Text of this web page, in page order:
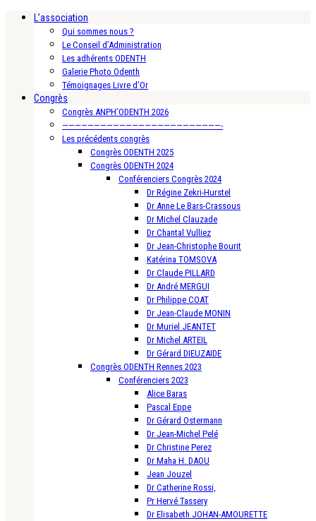
L’association
Qui sommes nous ?
Le Conseil d’Administration
Les adhérents ODENTH
Galerie Photo Odenth
Témoignages Livre d’Or
Congrès
Congrès ANPH’ODENTH 2026
—————————————————————————-
Les précédents congrès
Congrès ODENTH 2025
Congrès ODENTH 2024
Conférenciers Congrès 2024
Dr Régine Zekri-Hurstel
Dr Anne Le Bars-Crassous
Dr Michel Clauzade
Dr Chantal Vulliez
Dr Jean-Christophe Bourit
Katérina TOMSOVA
Dr Claude PILLARD
Dr André MERGUI
Dr Philippe COAT
Dr Jean-Claude MONIN
Dr Muriel JEANTET
Dr Michel ARTEIL
Dr Gérard DIEUZAIDE
Congrès ODENTH Rennes 2023
Conférenciers 2023
Alice Baras
Pascal Eppe
Dr Gérard Ostermann
Dr Jean-Michel Pelé
Dr Christine Perez
Dr Maha H. DAOU
Jean Jouzel
Dr Catherine Rossi,
Pr Hervé Tassery
Dr Elisabeth JOHAN-AMOURETTE